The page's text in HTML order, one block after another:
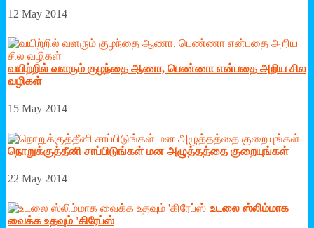
12 May 2014
வயிற்றில் வளரும் குழந்தை ஆணா, பெண்ணா என்பதை அறிய சில
வழிகள்
15 May 2014
நொறுக்குத்தீனி சாப்பிடுங்கள் மன அழுத்தத்தை குறையுங்கள்
22 May 2014
உடலை ஸ்லிம்மாக
வைக்க உதவும் 'கிரேப்ஸ்